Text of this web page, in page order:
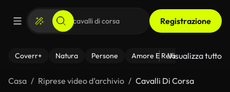
Registrazione
Coverr+ Natura Persone Amore E Relazioni Il
Visualizza tutto
Casa Riprese video d’archivio Cavalli Di Corsa